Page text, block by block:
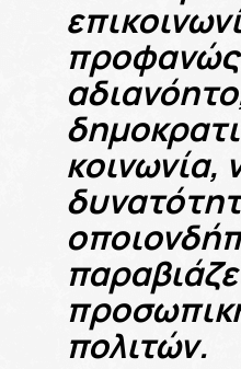
προφανώς
κοινωνία,
πολιτών.